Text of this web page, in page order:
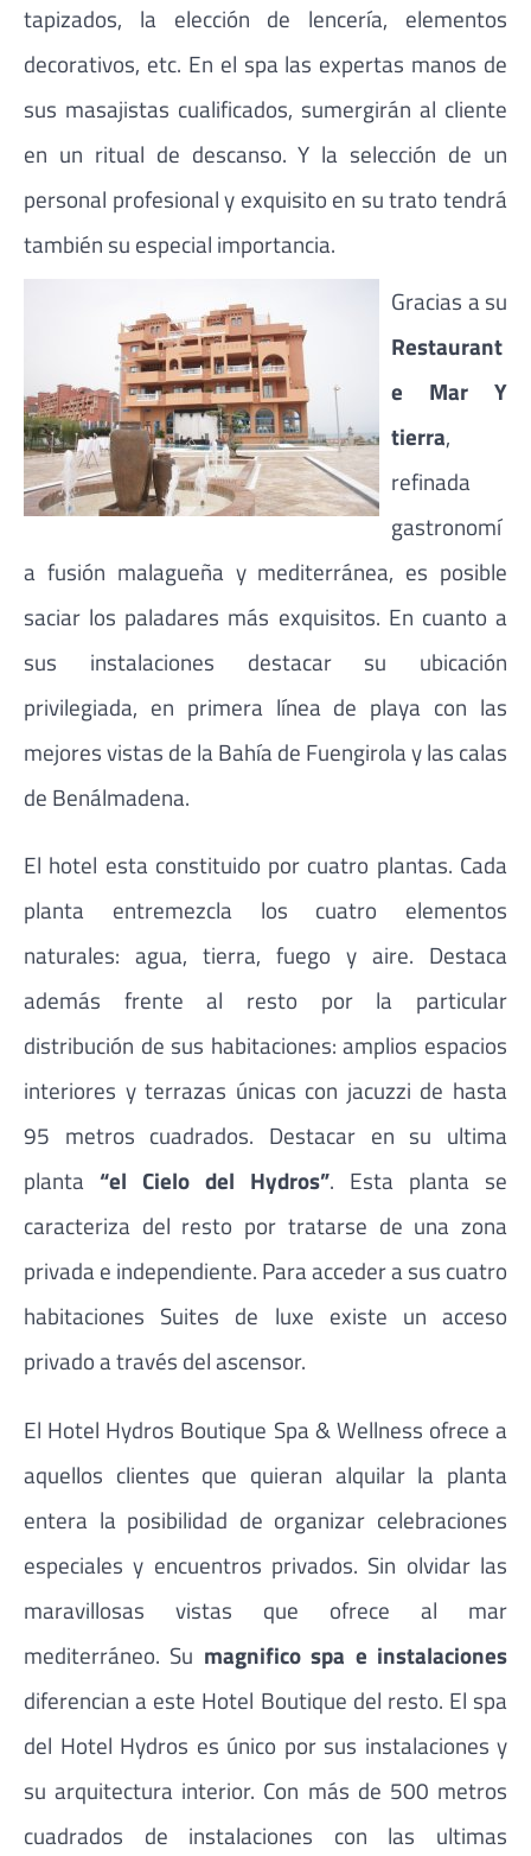
tapizados, la elección de lencería, elementos
decorativos, etc. En el spa las expertas manos de
sus masajistas cualificados, sumergirán al cliente
en un ritual de descanso. Y la selección de un
personal profesional y exquisito en su trato tendrá
también su especial importancia.
Gracias a su
Restaurant
e Mar Y
tierra,
refinada
gastronomí
a fusión malagueña y mediterránea, es posible
saciar los paladares más exquisitos. En cuanto a
sus instalaciones destacar su ubicación
privilegiada, en primera línea de playa con las
mejores vistas de la Bahía de Fuengirola y las calas
de Benálmadena.
El hotel esta constituido por cuatro plantas. Cada
planta entremezcla los cuatro elementos
naturales: agua, tierra, fuego y aire. Destaca
además frente al resto por la particular
distribución de sus habitaciones: amplios espacios
interiores y terrazas únicas con jacuzzi de hasta
95 metros cuadrados. Destacar en su ultima
planta “el Cielo del Hydros”. Esta planta se
caracteriza del resto por tratarse de una zona
privada e independiente. Para acceder a sus cuatro
habitaciones Suites de luxe existe un acceso
privado a través del ascensor.
El Hotel Hydros Boutique Spa & Wellness ofrece a
aquellos clientes que quieran alquilar la planta
entera la posibilidad de organizar celebraciones
especiales y encuentros privados. Sin olvidar las
maravillosas vistas que ofrece al mar
mediterráneo. Su magnifico spa e instalaciones
diferencian a este Hotel Boutique del resto. El spa
del Hotel Hydros es único por sus instalaciones y
su arquitectura interior. Con más de 500 metros
cuadrados de instalaciones con las ultimas